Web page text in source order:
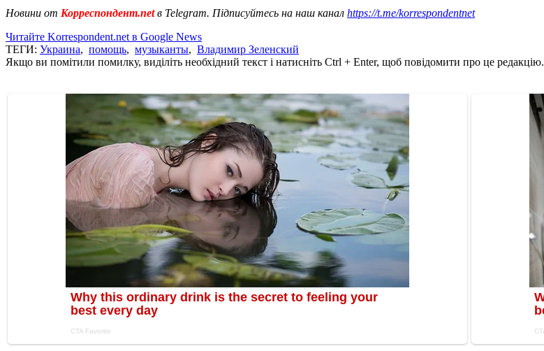
Новини от Корреспондент.netв Telegram. Підписуйтесь на наш канал https://t.me/korrespondentnet
Читайте Korrespondent.net в Google News
ТЕГИ: Украина, помощь, музыканты, Владимир Зеленский
Якщо ви помітили помилку, виділіть необхідний текст і натисніть Ctrl + Enter, щоб повідомити про це редакцію.